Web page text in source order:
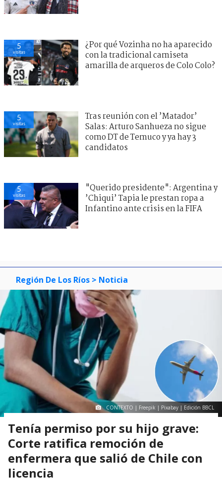
5
visitas
¿Por qué Vozinha no ha aparecido
con la tradicional camiseta
amarilla de arqueros de Colo Colo?
5
visitas
Tras reunión con el ’Matador’
Salas: Arturo Sanhueza no sigue
como DT de Temuco y ya hay 3
candidatos
5
visitas
"Querido presidente": Argentina y
’Chiqui’ Tapia le prestan ropa a
Infantino ante crisis en la FIFA
Región De Los Ríos > Noticia
CONTEXTO | Freepik | Pixabay | Edición BBCL
Tenía permiso por su hijo grave:
Corte ratifica remoción de
enfermera que salió de Chile con
licencia